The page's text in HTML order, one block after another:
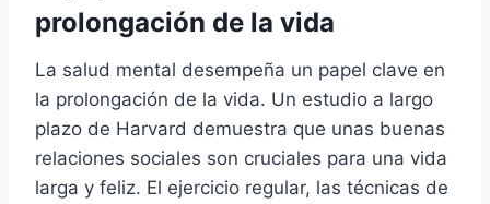
prolongación de la vida
La salud mental desempeña un papel clave en
la prolongación de la vida. Un estudio a largo
plazo de Harvard demuestra que unas buenas
relaciones sociales son cruciales para una vida
larga y feliz. El ejercicio regular, las técnicas de